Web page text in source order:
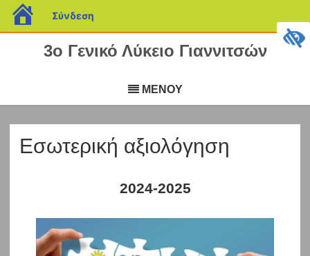
3ο Γενικό Λύκειο Γιαννιτσών
σε
περιεχόμενο
ΜΕΝΟΥ
Εσωτερική αξιολόγηση
2024-2025
blogs.sch.gr
Σύνδεση